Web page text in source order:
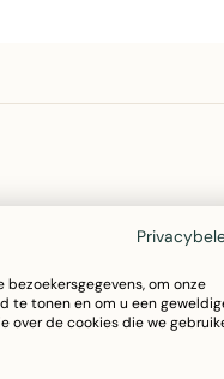
18cm
& More brengt
antiek bruine
om onze
te tonen en om u een
over de cookies die we